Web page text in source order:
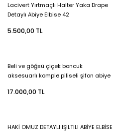
Lacivert Yırtmaçlı Halter Yaka Drape
Detaylı Abiye Elbise 42
5.500,00 TL
Beli ve göğsü çiçek boncuk
aksesuarlı komple piliseli şifon abiye
17.000,00 TL
HAKİ OMUZ DETAYLI IŞILTILI ABİYE ELBİSE